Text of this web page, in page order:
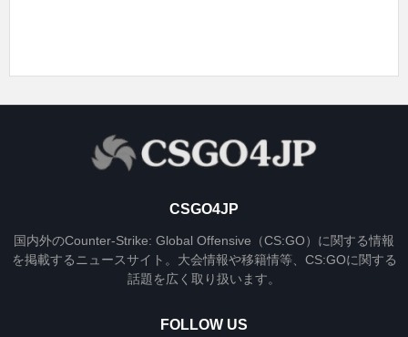
CSGO4JP
国内外のCounter-Strike: Global Offensive（CS:GO）に関する情報
を掲載するニュースサイト。大会情報や移籍情等、CS:GOに関する
話題を広く取り扱います。
FOLLOW US